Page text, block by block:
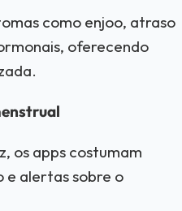
como enjoo, atraso
oferecendo
os apps costumam
alertas sobre o